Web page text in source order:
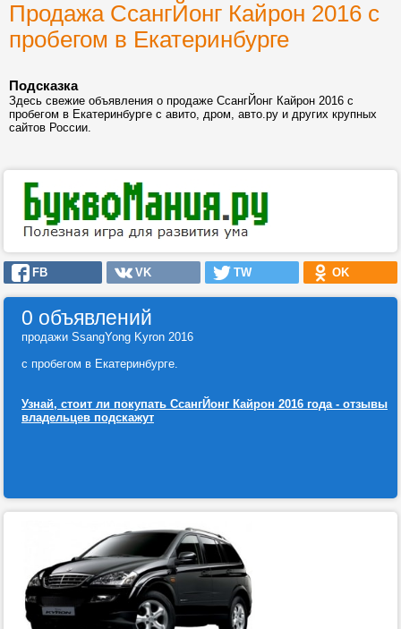
Продажа СсангЙонг Кайрон 2016 с
пробегом в Екатеринбурге
Подсказка
Здесь свежие объявления о продаже СсангЙонг Кайрон 2016 с
пробегом в Екатеринбурге с авито, дром, авто.ру и других крупных
сайтов России.
FB VK TW OK
0 объявлений
продажи SsangYong Kyron 2016
с пробегом в Екатеринбурге.
Узнай, стоит ли покупать СсангЙонг Кайрон 2016 года - отзывы
владельцев подскажут